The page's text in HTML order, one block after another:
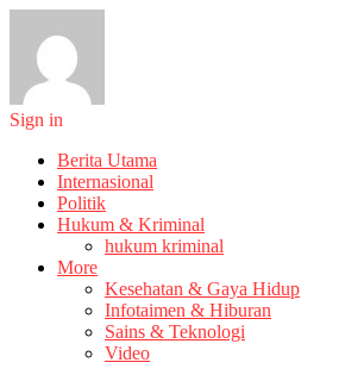
Sign in
Berita Utama
Internasional
Politik
Hukum & Kriminal
hukum kriminal
More
Kesehatan & Gaya Hidup
Infotaimen & Hiburan
Sains & Teknologi
Video